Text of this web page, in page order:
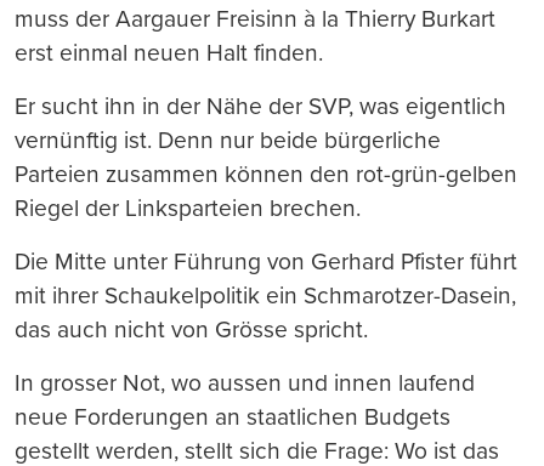
muss der Aargauer Freisinn à la Thierry Burkart
erst einmal neuen Halt finden.
Er sucht ihn in der Nähe der SVP, was eigentlich
vernünftig ist. Denn nur beide bürgerliche
Parteien zusammen können den rot-grün-gelben
Riegel der Linksparteien brechen.
Die Mitte unter Führung von Gerhard Pfister führt
mit ihrer Schaukelpolitik ein Schmarotzer-Dasein,
das auch nicht von Grösse spricht.
In grosser Not, wo aussen und innen laufend
neue Forderungen an staatlichen Budgets
gestellt werden, stellt sich die Frage: Wo ist das